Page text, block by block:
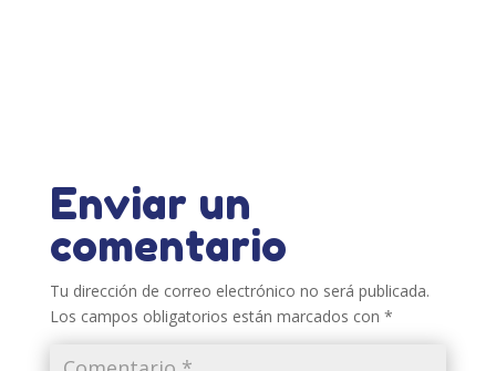
Enviar un
comentario
Tu dirección de correo electrónico no será publicada.
Los campos obligatorios están marcados con *